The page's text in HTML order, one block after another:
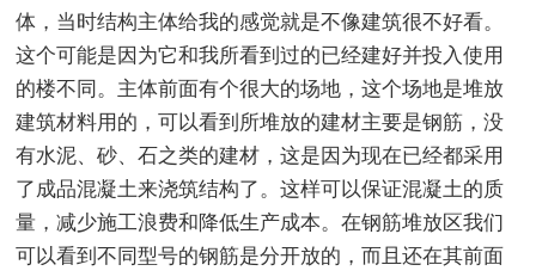
体，当时结构主体给我的感觉就是不像建筑很不好看。
这个可能是因为它和我所看到过的已经建好并投入使用
的楼不同。主体前面有个很大的场地，这个场地是堆放
建筑材料用的，可以看到所堆放的建材主要是钢筋，没
有水泥、砂、石之类的建材，这是因为现在已经都采用
了成品混凝土来浇筑结构了。这样可以保证混凝土的质
量，减少施工浪费和降低生产成本。在钢筋堆放区我们
可以看到不同型号的钢筋是分开放的，而且还在其前面